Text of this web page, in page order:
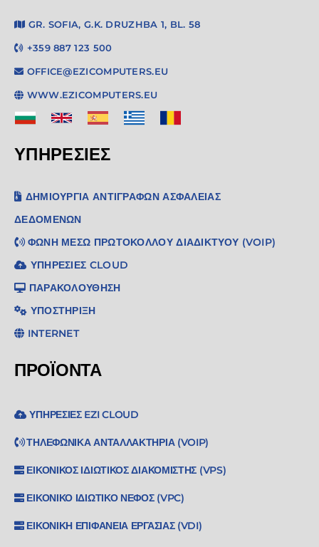
GR. SOFIA, G.K. DRUZHBA 1, BL. 58
+359 887 123 500
OFFICE@EZICOMPUTERS.EU
WWW.EZICOMPUTERS.EU
ΥΠΗΡΕΣΙΕΣ
ΔΗΜΙΟΥΡΓΊΑ ΑΝΤΙΓΡΆΦΩΝ ΑΣΦΑΛΕΊΑΣ
ΔΕΔΟΜΈΝΩΝ
ΦΩΝΉ ΜΈΣΩ ΠΡΩΤΟΚΌΛΛΟΥ ΔΙΑΔΙΚΤΎΟΥ (VOIP)
ΥΠΗΡΕΣΊΕΣ CLOUD
ΠΑΡΑΚΟΛΟΎΘΗΣΗ
ΥΠΟΣΤΉΡΙΞΗ
INTERNET
ΠΡΟΪΌΝΤΑ
ΥΠΗΡΕΣΊΕΣ EZI CLOUD
ΤΗΛΕΦΩΝΙΚΆ ΑΝΤΑΛΛΑΚΤΉΡΙΑ (VOIP)
ΕΙΚΟΝΙΚΌΣ ΙΔΙΩΤΙΚΌΣ ΔΙΑΚΟΜΙΣΤΉΣ (VPS)
ΕΙΚΟΝΙΚΌ ΙΔΙΩΤΙΚΌ ΝΈΦΟΣ (VPC)
ΕΙΚΟΝΙΚΉ ΕΠΙΦΆΝΕΙΑ ΕΡΓΑΣΊΑΣ (VDI)